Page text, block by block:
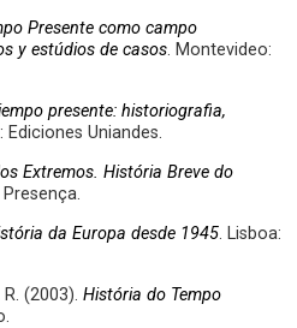
Presente como campo
y estúdios de casos. Montevideo:
presente: historiografia,
Ediciones Uniandes.
Extremos. História Breve do
da Europa desde 1945. Lisboa:
(2003). História do Tempo